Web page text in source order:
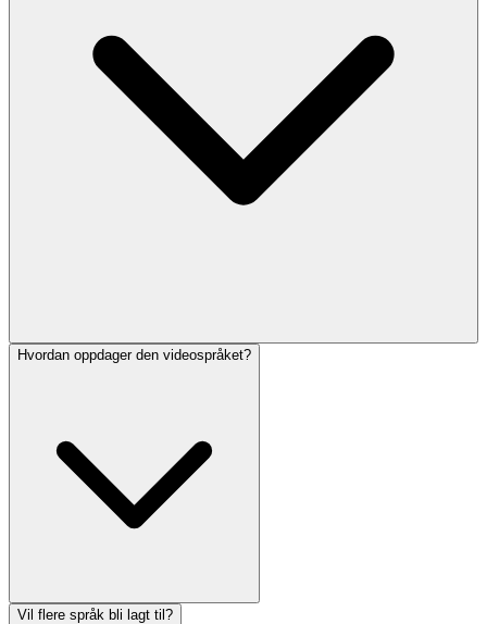
Hvordan oppdager den videospråket?
Vil flere språk bli lagt til?